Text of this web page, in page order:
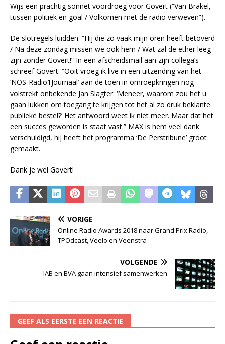
Wijs een prachtig sonnet voordroeg voor Govert (“Van Brakel,
tussen politiek en goal / Volkomen met de radio verweven”).
De slotregels luidden: “Hij die zo vaak mijn oren heeft betoverd
/ Na deze zondag missen we ook hem / Wat zal de ether leeg
zijn zonder Govert!” In een afscheidsmail aan zijn collega’s
schreef Govert: “Ooit vroeg ik live in een uitzending van het
‘NOS-Radio1Journaal’ aan de toen in omroepkringen nog
volstrekt onbekende Jan Slagter: ‘Meneer, waarom zou het u
gaan lukken om toegang te krijgen tot het al zo druk beklante
publieke bestel?’ Het antwoord weet ik niet meer. Maar dat het
een succes geworden is staat vast.” MAX is hem veel dank
verschuldigd, hij heeft het programma ‘De Perstribune’ groot
gemaakt.
Dank je wel Govert!
VORIGE
Online Radio Awards 2018 naar Grand Prix Radio,
TPOdcast, Veelo en Veenstra
VOLGENDE
IAB en BVA gaan intensief samenwerken
GEEF ALS EERSTE EEN REACTIE